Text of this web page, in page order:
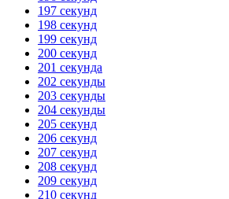
197 секунд
198 секунд
199 секунд
200 секунд
201 секунда
202 секунды
203 секунды
204 секунды
205 секунд
206 секунд
207 секунд
208 секунд
209 секунд
210 секунд